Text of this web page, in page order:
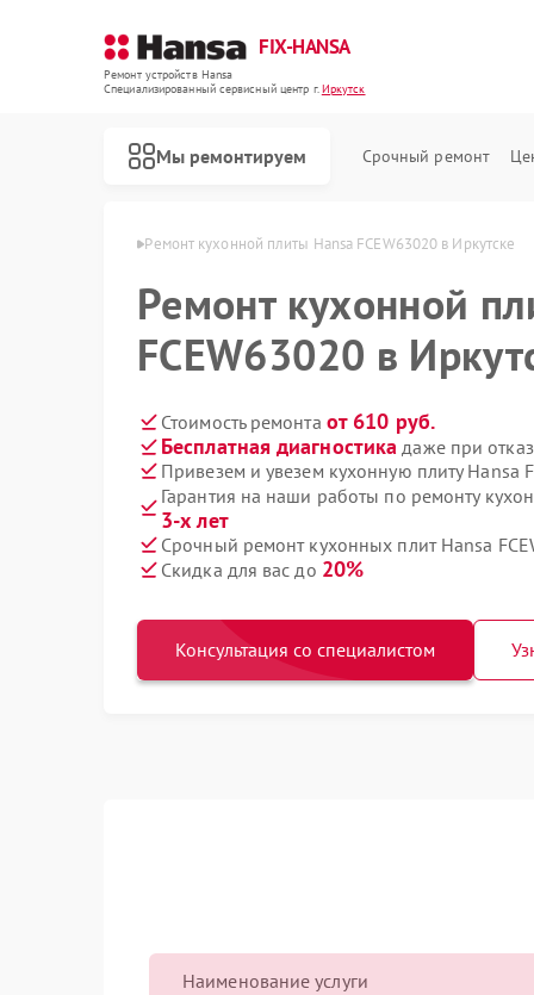
FIX-HANSA
Ремонт устройств Hansa
Специализированный cервисный центр г.Иркутск
Мы ремонтируем Срочный ремонт
Hansa в Иркутске Ремонт кухонной плиты Hansa FCEW63020 в Иркутске
Ремонт кухонной
FCEW63020 в
Стоимость ремонта от 610 руб.
Бесплатная диагностика даже при
Привезем и увезем кухонную плиту Hansa
Гарантия на наши работы по ремонту
3-х лет
Срочный ремонт кухонных плит Hansa
Скидка для вас до 20%
Консультация со специалистом
Наименование услуги